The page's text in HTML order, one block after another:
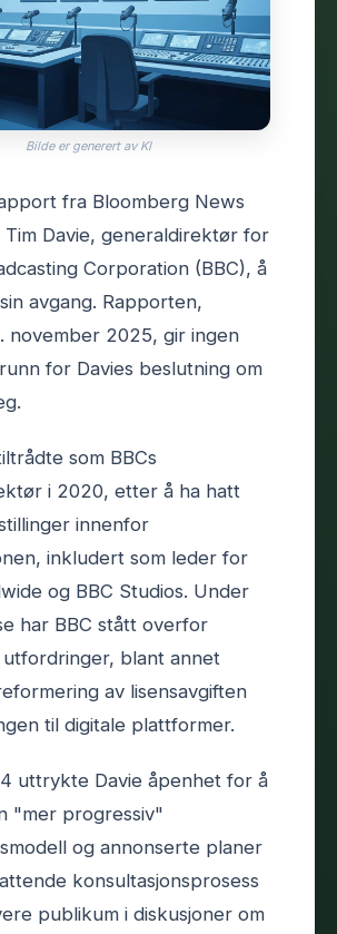
Bilde er generert av KI
fra Bloomberg News
Davie, generaldirektør for
Corporation (BBC), å
avgang. Rapporten,
november 2025, gir ingen
for Davies beslutning om
som BBCs
i 2020, etter å ha hatt
innenfor
inkludert som leder for
og BBC Studios. Under
har BBC stått overfor
blant annet
av lisensavgiften
til digitale plattformer.
uttrykte Davie åpenhet for å
"mer progressiv"
og annonserte planer
konsultasjonsprosess
publikum i diskusjoner om